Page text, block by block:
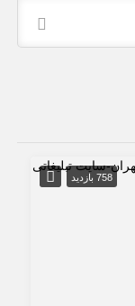
758 بازدید